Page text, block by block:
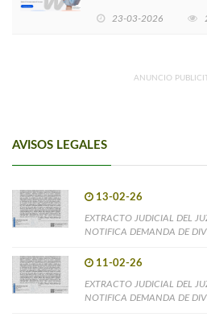
23-03-2026
ANUNCIO
AVISOS LEGALES
13-02-26
EXTRACTO JUDICIAL DEL
NOTIFICA DEMANDA DE
11-02-26
EXTRACTO JUDICIAL DEL
NOTIFICA DEMANDA DE